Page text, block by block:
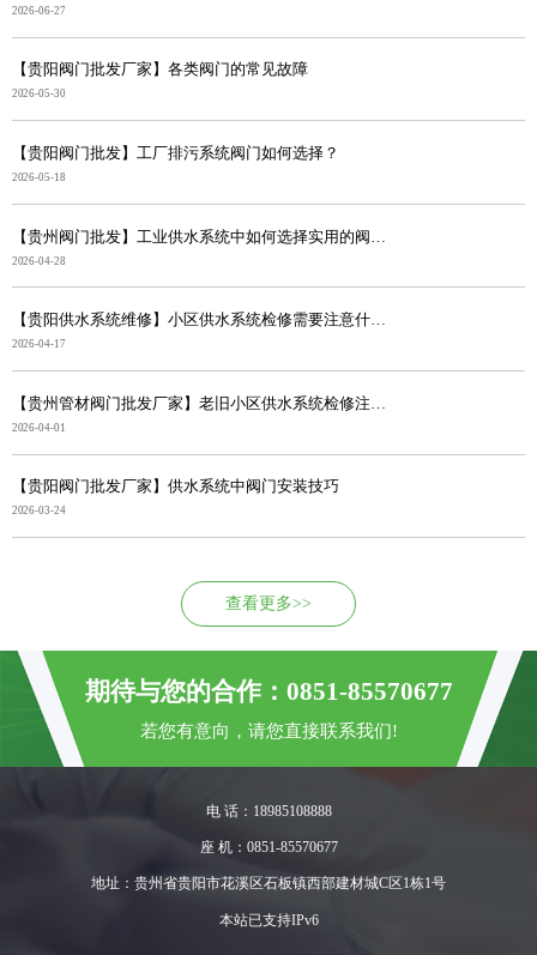
2026-06-27
【贵阳阀门批发厂家】各类阀门的常见故障
2026-05-30
【贵阳阀门批发】工厂排污系统阀门如何选择？
2026-05-18
2026-04-28
【贵阳供水系统维修】小区供水系统检修需要注意什么？
2026-04-17
2026-04-01
【贵阳阀门批发厂家】供水系统中阀门安装技巧
2026-03-24
查看更多>>
期待与您的合作：0851-85570677
若您有意向，请您直接联系我们!
电 话：18985108888
座 机：0851-85570677
地址：贵州省贵阳市花溪区石板镇西部建材城C区1栋1号
本站已支持IPv6